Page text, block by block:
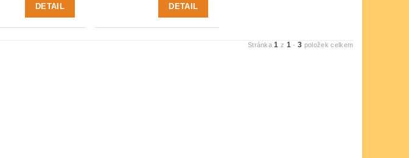
DETAIL DETAIL
Stránka1 z 1 -3 položek celkem